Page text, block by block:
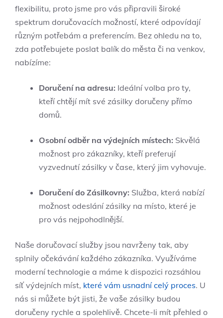
flexibilitu, proto ⁣jsme ​pro ‍vás připravili široké
spektrum doručovacích možností, které odpovídají
různým potřebám a preferencím. Bez ohledu na to,
zda potřebujete poslat‌ balík do ⁣města či ⁣na ‌venkov,
nabízíme:
Doručení na ‌adresu: Ideální ⁤volba pro⁣ ty,
kteří chtějí mít své zásilky⁣ doručeny ⁣přímo
domů.
Osobní odběr na výdejních místech: Skvělá
možnost pro zákazníky, kteří preferují
vyzvednutí zásilky v čase, který jim vyhovuje.
Doručení do Zásilkovny: Služba, která ‌nabízí
možnost‌ odeslání ⁤zásilky na místo, které je
pro vás nejpohodlnější.
Naše doručovací služby jsou navrženy tak, aby
⁣splnily očekávání každého zákazníka. Využíváme
⁤moderní technologie a ⁤máme⁣ k dispozici rozsáhlou
síť výdejních míst, které‍ vám usnadní celý proces. U
nás si ‌můžete být jisti, že ‍vaše zásilky budou
doručeny rychle‌ a spolehlivě. Chcete-li mít přehled o